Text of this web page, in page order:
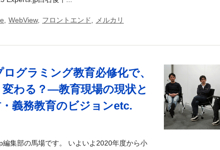
WebView, フロントエンド メルカリ
グラミング教育必修化で、
わる？―教育現場の現状と
義務教育のビジョンetc.
編集部の馬場です。 いよいよ2020年度から小